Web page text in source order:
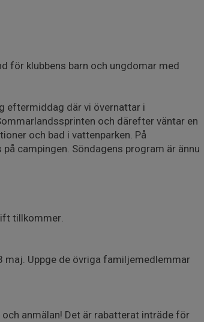
för klubbens barn och ungdomar med
eftermiddag där vi övernattar i
och därefter väntar en
och bad i vattenparken. På
campingen. Söndagens program är ännu
tillkommer.
maj. Uppge de övriga familjemedlemmar
anmälan! Det är rabatterat inträde för